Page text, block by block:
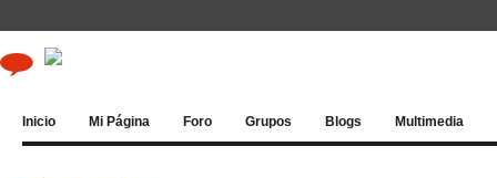
Inicio Mi Página Foro Grupos Blogs Multimedia